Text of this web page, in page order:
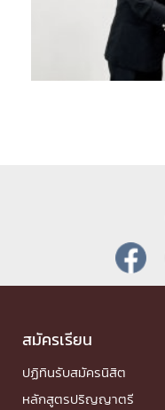
สมัครเรียน
ปฏิทินรับสมัครนิสิต
หลักสูตรปริญญาตรี